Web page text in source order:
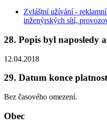
Zvláštní užívání -
inženýrských sítí,
28. Popis byl naposledy
12.04.2018
29. Datum konce
Bez časového omezení.
Obec